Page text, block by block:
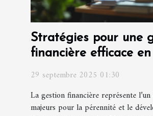
Stratégies pour une
financière efficace
entreprise
29 septembre 2025 01:30
La gestion financière représente l’un
majeurs pour la pérennité et le